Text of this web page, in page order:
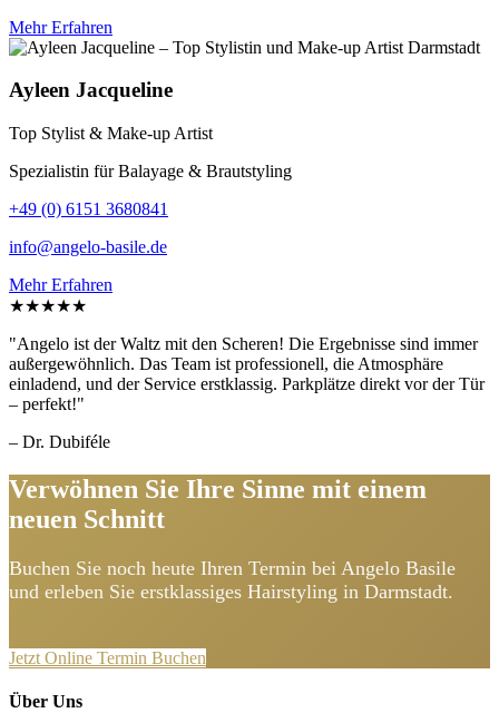
Mehr Erfahren
Ayleen Jacqueline
Top Stylist & Make-up Artist
Spezialistin für Balayage & Brautstyling
+49 (0) 6151 3680841
info@angelo-basile.de
Mehr Erfahren
★★★★★
"Angelo ist der Waltz mit den Scheren! Die Ergebnisse sind immer
außergewöhnlich. Das Team ist professionell, die Atmosphäre
einladend, und der Service erstklassig. Parkplätze direkt vor der Tür
– perfekt!"
– Dr. Dubiféle
Verwöhnen Sie Ihre Sinne mit einem
neuen Schnitt
Buchen Sie noch heute Ihren Termin bei Angelo Basile
und erleben Sie erstklassiges Hairstyling in Darmstadt.
Jetzt Online Termin Buchen
Über Uns